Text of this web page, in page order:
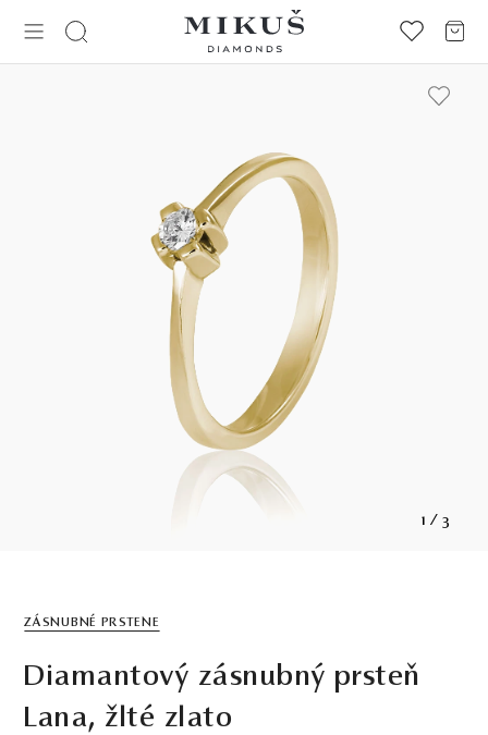
1 / 3
ZÁSNUBNÉ PRSTENE
Diamantový zásnubný prsteň
Lana, žlté zlato